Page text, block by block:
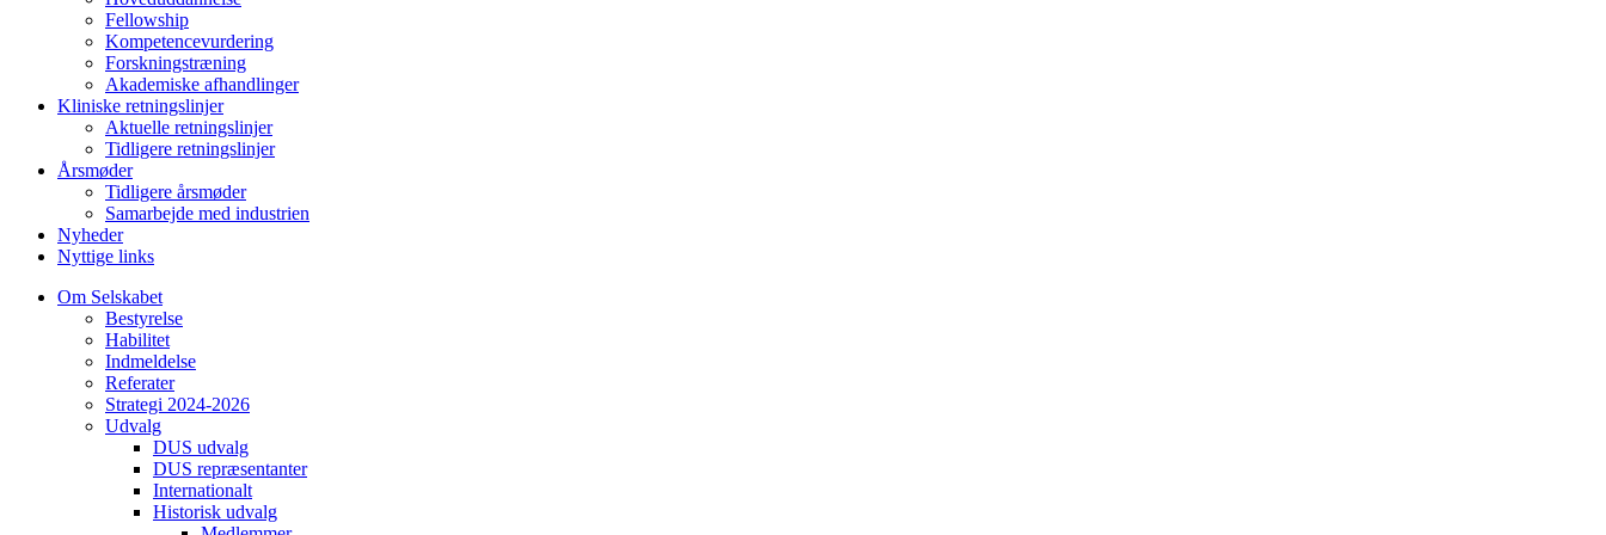
Fellowship
Kompetencevurdering
Forskningstræning
Akademiske afhandlinger
Kliniske retningslinjer
Aktuelle retningslinjer
Tidligere retningslinjer
Årsmøder
Tidligere årsmøder
Samarbejde med industrien
Nyheder
Nyttige links
Om Selskabet
Bestyrelse
Habilitet
Indmeldelse
Referater
Strategi 2024-2026
Udvalg
DUS udvalg
DUS repræsentanter
Internationalt
Historisk udvalg